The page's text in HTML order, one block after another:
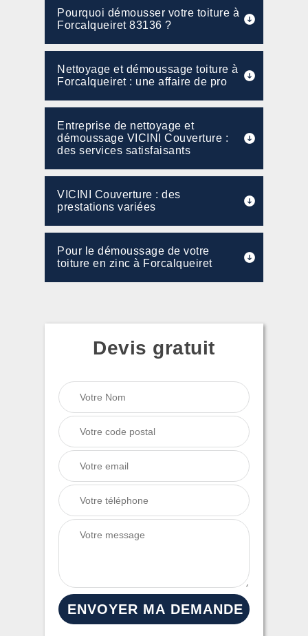
Pourquoi démousser votre toiture à
Forcalqueiret 83136 ?
Nettoyage et démoussage toiture à
Forcalqueiret : une affaire de pro
Entreprise de nettoyage et
démoussage VICINI Couverture :
des services satisfaisants
VICINI Couverture : des
prestations variées
Pour le démoussage de votre
toiture en zinc à Forcalqueiret
Devis gratuit